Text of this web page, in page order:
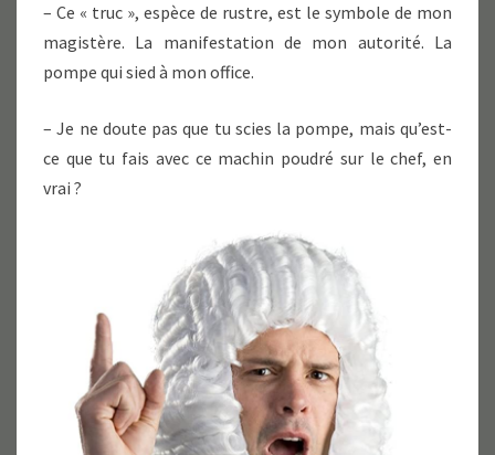
– Ce « truc », espèce de rustre, est le symbole de mon
magistère. La manifestation de mon autorité. La
pompe qui sied à mon office.
– Je ne doute pas que tu scies la pompe, mais qu’est-
ce que tu fais avec ce machin poudré sur le chef, en
vrai ?